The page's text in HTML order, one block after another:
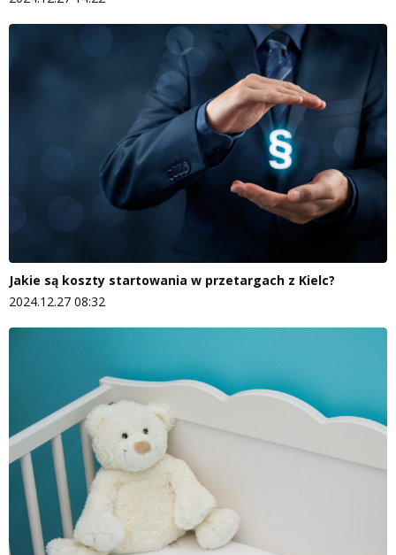
Jakie są koszty startowania w przetargach z Kielc?
2024.12.27 08:32